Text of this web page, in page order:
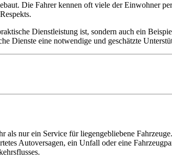
Die Fahrer kennen oft viele der Einwohner
Dienstleistung ist, sondern auch ein
Dienste eine notwendige und geschätzte
nur ein Service für liegengebliebene
Autoversagen, ein Unfall oder eine